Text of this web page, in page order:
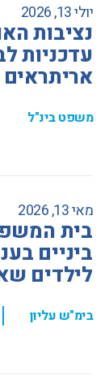
יולי 13, 2026
נציבות
עדכניות
אריתראים
משפט בינ"ל
מאי 13, 2026
בית
ביניים
לילדים
בימ"ש עליון ,